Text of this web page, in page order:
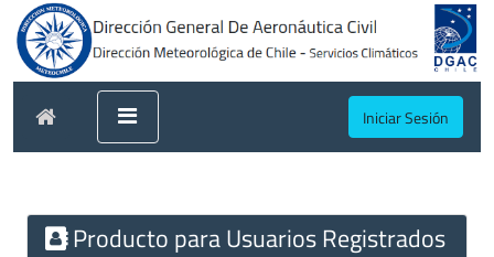
Iniciar Sesión
Producto para Usuarios Registrados